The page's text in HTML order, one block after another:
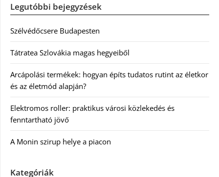
Legutóbbi bejegyzések
Szélvédőcsere Budapesten
Tátratea Szlovákia magas hegyeiből
Arcápolási termékek: hogyan építs tudatos rutint az életkor
és az életmód alapján?
Elektromos roller: praktikus városi közlekedés és
fenntartható jövő
A Monin szirup helye a piacon
Kategóriák